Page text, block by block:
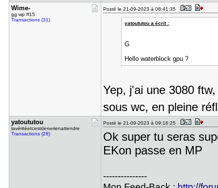
Wime-
gg wp ff15
Transactions (31)
Posté le 21-09-2023 à 08:41:35
yatoututou a écrit :
G
Hello waterblock gpu ?
Yep, j'ai une 3080
sous wc, en pleine
yatoututou
lavéritéetcestdenerienattendre
Transactions (28)
Posté le 21-09-2023 à 09:16:25
Ok super tu seras
EKon passe en MP
---------------